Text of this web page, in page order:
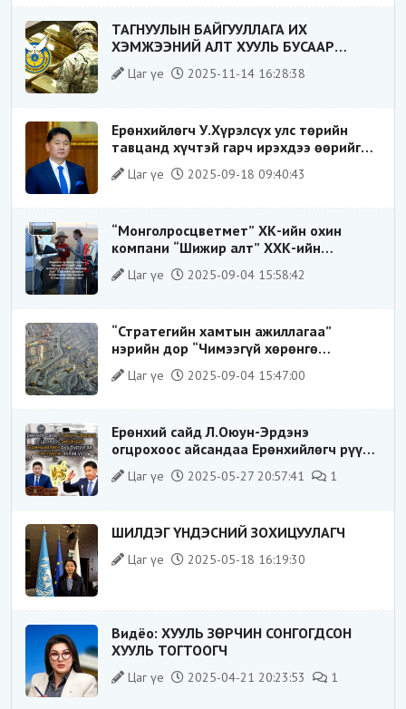
ТАГНУУЛЫН БАЙГУУЛЛАГА ИХ
ХЭМЖЭЭНИЙ АЛТ ХУУЛЬ БУСААР
ХИЛЭЭР ГАРГАХ ГЭЖ БАЙСАН
ҮЙЛДЛИЙГ ТАСЛАН ЗОГСООЛОО
Цаг үе 2025-11-14 16:28:38
Ерөнхийлөгч У.Хүрэлсүх улс төрийн
тавцанд хүчтэй гарч ирэхдээ өөрийгөө
шударга ёсны төлөө тэмцэгч, “хуучин
тогтолцооны хонгилыг нураагч” гэсэн
Цаг үе 2025-09-18 09:40:43
“Монголросцветмет” ХК-ийн охин
компани “Шижир алт” ХХК-ийн
Гүйцэтгэх захирлаар ажиллаж байсан
О.Баттөмөрт холбогдох хэрэг хаашаа
Цаг үе 2025-09-04 15:58:42
“Стратегийн хамтын ажиллагаа”
нэрийн дор “Чимээгүй хөрөнгө
хуримтлал”
Цаг үе 2025-09-04 15:47:00
Ерөнхий сайд Л.Оюун-Эрдэнэ
огцрохоос айсандаа Ерөнхийлөгч рүү
буруугаа чиглүүлж эхлэв үү
Цаг үе 2025-05-27 20:57:41 1
ШИЛДЭГ ҮНДЭСНИЙ ЗОХИЦУУЛАГЧ
Цаг үе 2025-05-18 16:19:30
Видёо: ХУУЛЬ ЗӨРЧИН СОНГОГДСОН
ХУУЛЬ ТОГТООГЧ
Цаг үе 2025-04-21 20:23:53 1